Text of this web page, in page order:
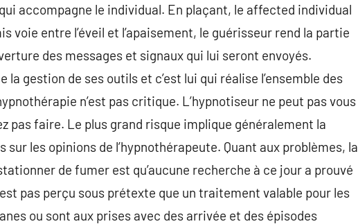
accompagne le individual. En plaçant, le affected individual
voie entre l’éveil et l’apaisement, le guérisseur rend la partie
des messages et signaux qui lui seront envoyés.
gestion de ses outils et c’est lui qui réalise l’ensemble des
n’est pas critique. L’hypnotiseur ne peut pas vous
pas faire. Le plus grand risque implique généralement la
les opinions de l’hypnothérapeute. Quant aux problèmes, la
de fumer est qu’aucune recherche à ce jour a prouvé
pas perçu sous prétexte que un traitement valable pour les
ou sont aux prises avec des arrivée et des épisodes